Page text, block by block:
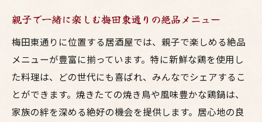
親子で一緒に楽しむ梅田東通りの絶品メニュー
梅田東通りに位置する居酒屋では、親子で楽しめる絶品
メニューが豊富に揃っています。特に新鮮な鶏を使用し
た料理は、どの世代にも喜ばれ、みんなでシェアするこ
とができます。焼きたての焼き鳥や風味豊かな鶏鍋は、
家族の絆を深める絶好の機会を提供します。居心地の良